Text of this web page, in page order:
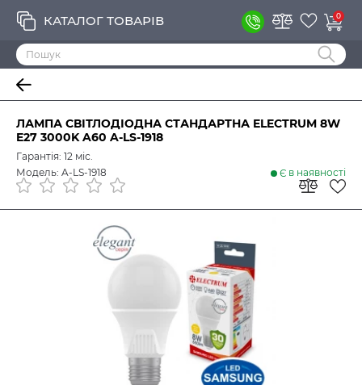
КАТАЛОГ ТОВАРІВ 0
ЛАМПА СВІТЛОДІОДНА СТАНДАРТНА ELECTRUM 8W
E27 3000K A60 A-LS-1918
Гарантія: 12 міс.
Модель: A-LS-1918
Є в наявності